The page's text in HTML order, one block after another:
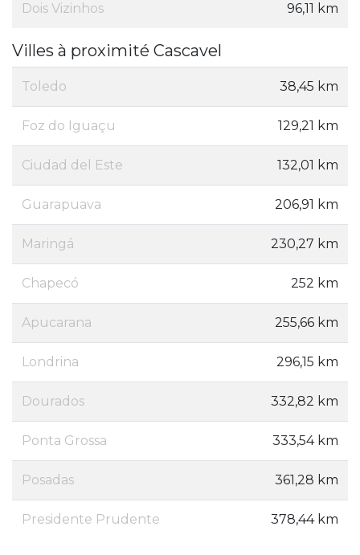
Dois Vizinhos 96,11 km
Villes à proximité Cascavel
Toledo 38,45 km
Foz do Iguaçu 129,21 km
Ciudad del Este 132,01 km
Guarapuava 206,91 km
Maringá 230,27 km
Chapecó 252 km
Apucarana 255,66 km
Londrina 296,15 km
Dourados 332,82 km
Ponta Grossa 333,54 km
Posadas 361,28 km
Presidente Prudente 378,44 km